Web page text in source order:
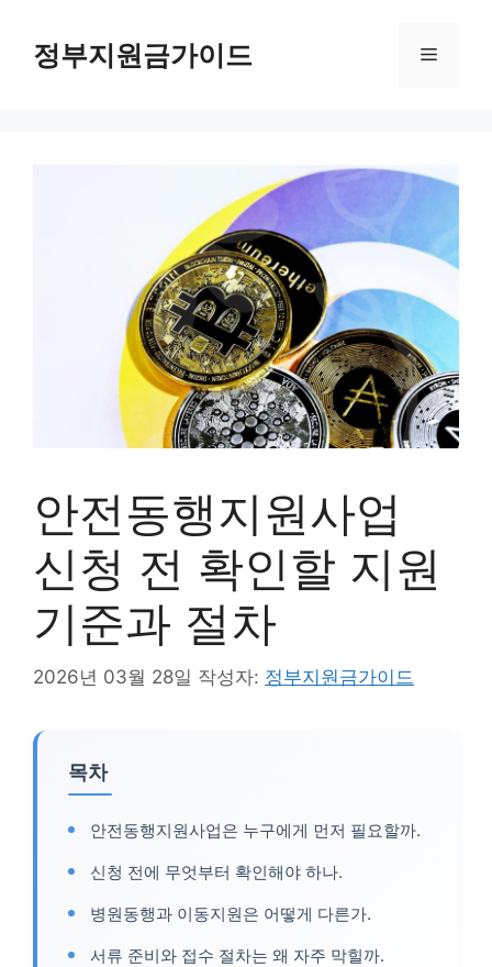
정부지원금가이드 메
안전동행지원사업
신청 전 확인할 지원
기준과 절차
2026년 03월 28일 작성자: 정부지원금가이드
목차
안전동행지원사업은 누구에게 먼저 필요할까.
신청 전에 무엇부터 확인해야 하나.
병원동행과 이동지원은 어떻게 다른가.
서류 준비와 접수 절차는 왜 자주 막힐까.